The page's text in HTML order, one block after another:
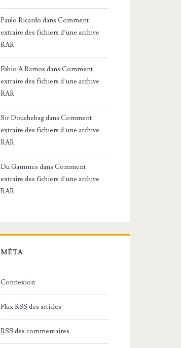
Paulo Ricardo dansComment
extraire des fichiers d’une archive
RAR
Fabio A Ramos dansComment
extraire des fichiers d’une archive
RAR
Sir DouchebagdansComment
extraire des fichiers d’une archive
RAR
Du Gammes dansComment
extraire des fichiers d’une archive
RAR
MÉTA
Connexion
FluxRSS des articles
RSS des commentaires